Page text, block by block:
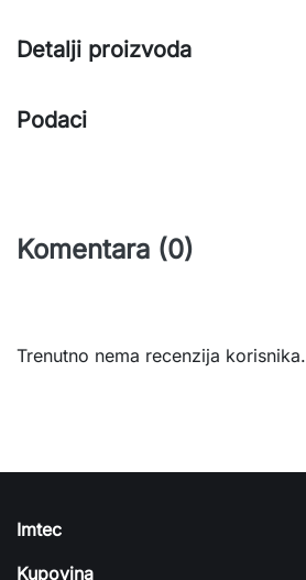
Detalji proizvoda
Podaci
Komentara (0)
Trenutno nema recenzija korisnika.
Imtec
Kupovina